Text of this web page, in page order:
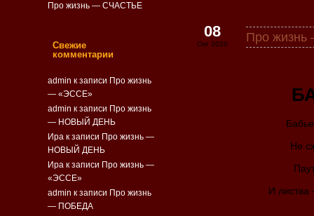
Про
08
Окт 2020
Не
И
Про жизнь — СЧАСТЬЕ
Свежие
комментарии
admin к записи Про жизнь
— «ЭССЕ»
admin к записи Про жизнь
— НОВЫЙ ДЕНЬ
Ира к записи Про жизнь —
НОВЫЙ ДЕНЬ
Ира к записи Про жизнь —
«ЭССЕ»
admin к записи Про жизнь
— ПОБЕДА